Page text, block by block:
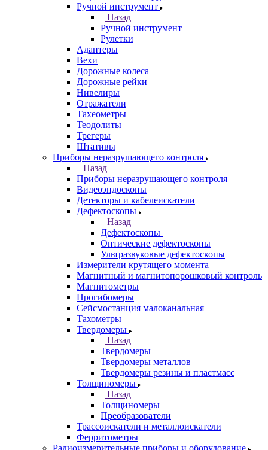
Ручной инструмент
Назад
Ручной инструмент
Рулетки
Адаптеры
Вехи
Дорожные колеса
Дорожные рейки
Нивелиры
Отражатели
Тахеометры
Теодолиты
Трегеры
Штативы
Приборы неразрушающего контроля
Назад
Приборы неразрушающего контроля
Видеоэндоскопы
Детекторы и кабелеискатели
Дефектоскопы
Назад
Дефектоскопы
Оптические дефектоскопы
Ультразвуковые дефектоскопы
Измерители крутящего момента
Магнитный и магнитопорошковый контроль
Магнитометры
Прогибомеры
Сейсмостанция малоканальная
Тахометры
Твердомеры
Назад
Твердомеры
Твердомеры металлов
Твердомеры резины и пластмасс
Толщиномеры
Назад
Толщиномеры
Преобразователи
Трассоискатели и металлоискатели
Ферритометры
Радиоизмерительные приборы и оборудование